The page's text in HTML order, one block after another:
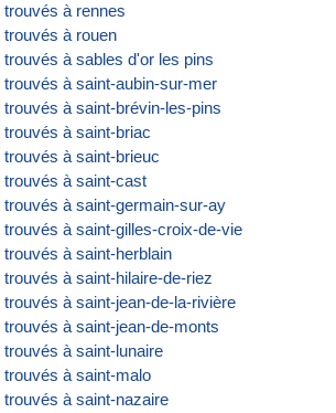
à rennes
à rouen
à sables d'or les pins
à saint-aubin-sur-mer
à saint-brévin-les-pins
à saint-briac
à saint-brieuc
à saint-cast
à saint-germain-sur-ay
à saint-gilles-croix-de-vie
à saint-herblain
à saint-hilaire-de-riez
à saint-jean-de-la-rivière
à saint-jean-de-monts
à saint-lunaire
à saint-malo
à saint-nazaire